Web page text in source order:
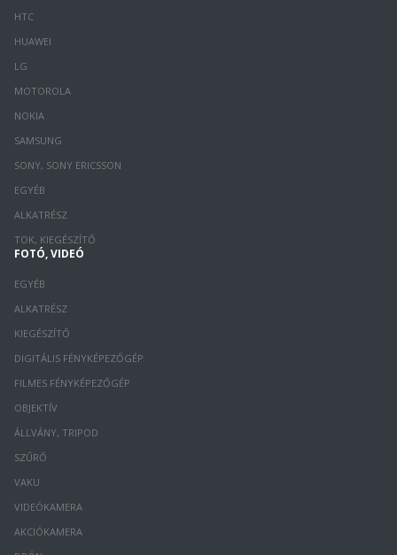
HTC
HUAWEI
LG
MOTOROLA
NOKIA
SAMSUNG
SONY, SONY ERICSSON
EGYÉB
ALKATRÉSZ
TOK, KIEGÉSZÍTŐ
FOTÓ, VIDEÓ
EGYÉB
ALKATRÉSZ
KIEGÉSZÍTŐ
DIGITÁLIS FÉNYKÉPEZŐGÉP
FILMES FÉNYKÉPEZŐGÉP
OBJEKTÍV
ÁLLVÁNY, TRIPOD
SZŰRŐ
VAKU
VIDEÓKAMERA
AKCIÓKAMERA